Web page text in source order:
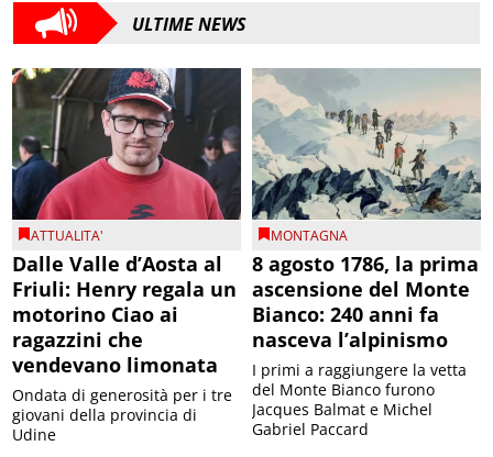
ULTIME NEWS
ATTUALITA'
Dalle Valle d’Aosta al
Friuli: Henry regala un
motorino Ciao ai
ragazzini che
vendevano limonata
Ondata di generosità per i tre
giovani della provincia di
Udine
MONTAGNA
8 agosto 1786, la prima
ascensione del Monte
Bianco: 240 anni fa
nasceva l’alpinismo
I primi a raggiungere la vetta
del Monte Bianco furono
Jacques Balmat e Michel
Gabriel Paccard